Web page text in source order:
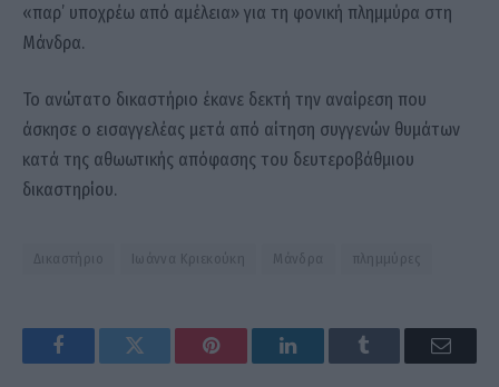
«παρ’ υποχρέω από αμέλεια» για τη φονική πλημμύρα στη
Μάνδρα.
Το ανώτατο δικαστήριο έκανε δεκτή την αναίρεση που
άσκησε ο εισαγγελέας μετά από αίτηση συγγενών θυμάτων
κατά της αθωωτικής απόφασης του δευτεροβάθμιου
δικαστηρίου.
Δικαστήριο Ιωάννα Κριεκούκη Μάνδρα πλημμύρες
FacebookTwitter Pinterest LinkedInTumblr Email